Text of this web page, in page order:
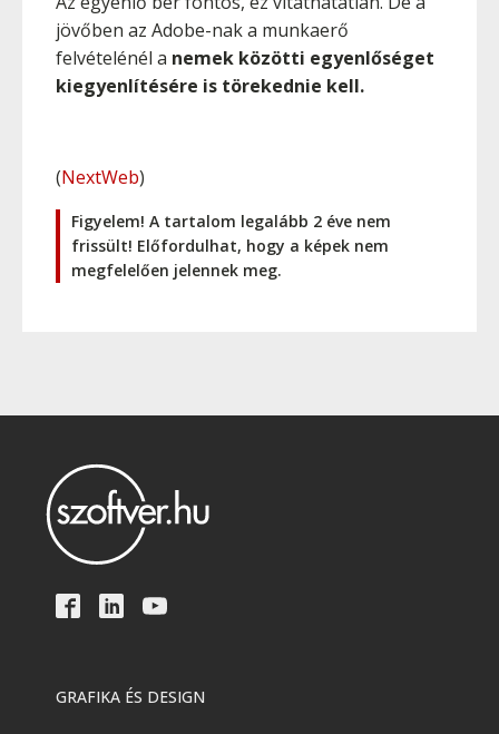
jövőben az Adobe-nak a munkaerő
felvételénél a nemek közötti egyenlőséget
kiegyenlítésére is törekednie kell.
(NextWeb)
Figyelem! A tartalom legalább 2 éve nem
frissült! Előfordulhat, hogy a képek nem
megfelelően jelennek meg.
GRAFIKA ÉS DESIGN